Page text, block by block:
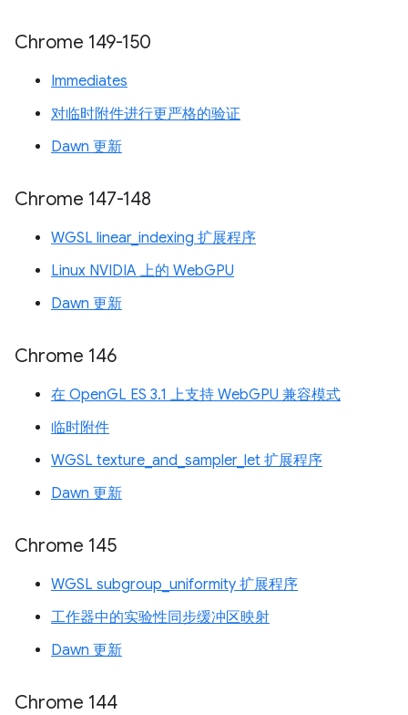
Chrome 149-150
Immediates
对临时附件进行更严格的验证
Dawn 更新
Chrome 147-148
WGSL linear_indexing 扩展程序
Linux NVIDIA 上的 WebGPU
Dawn 更新
Chrome 146
在 OpenGL ES 3.1 上支持 WebGPU 兼容模式
临时附件
WGSL texture_and_sampler_let 扩展程序
Dawn 更新
Chrome 145
WGSL subgroup_uniformity 扩展程序
工作器中的实验性同步缓冲区映射
Dawn 更新
Chrome 144